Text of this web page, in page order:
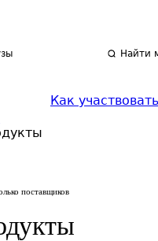
Найти
Как
поставщиков